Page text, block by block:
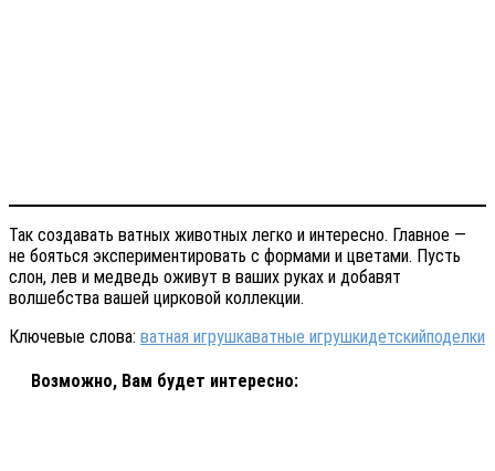
Так создавать ватных животных легко и интересно. Главное —
не бояться экспериментировать с формами и цветами. Пусть
слон, лев и медведь оживут в ваших руках и добавят
волшебства вашей цирковой коллекции.
Ключевые слова: ватная игрушкаватные игрушкидетскийподелки
Возможно, Вам будет интересно: